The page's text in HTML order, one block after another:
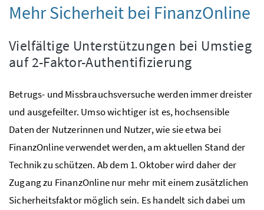
Mehr Sicherheit bei FinanzOnline
Vielfältige Unterstützungen bei Umstieg
auf 2-Faktor-Authentifizierung
Betrugs- und Missbrauchsversuche werden immer dreister
und ausgefeilter. Umso wichtiger ist es, hochsensible
Daten der Nutzerinnen und Nutzer, wie sie etwa bei
FinanzOnline verwendet werden, am aktuellen Stand der
Technik zu schützen. Ab dem 1. Oktober wird daher der
Zugang zu FinanzOnline nur mehr mit einem zusätzlichen
Sicherheitsfaktor möglich sein. Es handelt sich dabei um